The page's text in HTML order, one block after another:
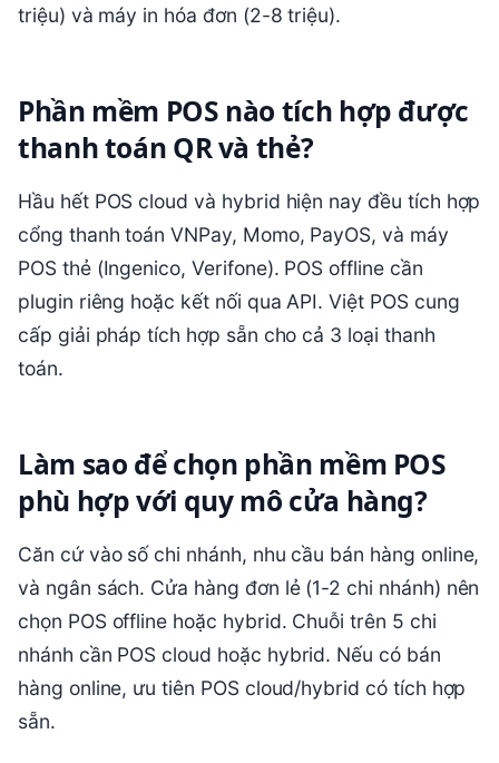
triệu) và máy in hóa đơn (2-8 triệu).
Phần mềm POS nào tích hợp được
thanh toán QR và thẻ?
Hầu hết POS cloud và hybrid hiện nay đều tích hợp
cổng thanh toán VNPay, Momo, PayOS, và máy
POS thẻ (Ingenico, Verifone). POS offline cần
plugin riêng hoặc kết nối qua API. Việt POS cung
cấp giải pháp tích hợp sẵn cho cả 3 loại thanh
toán.
Làm sao để chọn phần mềm POS
phù hợp với quy mô cửa hàng?
Căn cứ vào số chi nhánh, nhu cầu bán hàng online,
và ngân sách. Cửa hàng đơn lẻ (1-2 chi nhánh) nên
chọn POS offline hoặc hybrid. Chuỗi trên 5 chi
nhánh cần POS cloud hoặc hybrid. Nếu có bán
hàng online, ưu tiên POS cloud/hybrid có tích hợp
sẵn.